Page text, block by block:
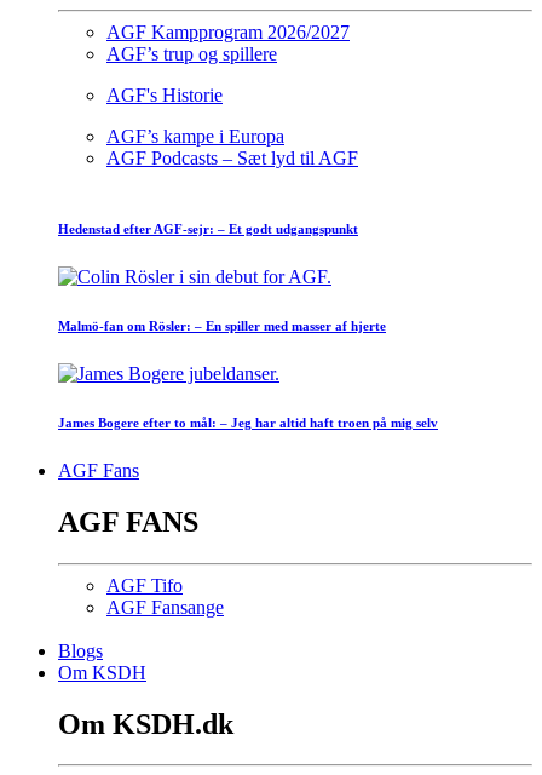
AGF Kampprogram 2026/2027
AGF’s trup og spillere
AGF's Historie
AGF’s kampe i Europa
AGF Podcasts – Sæt lyd til AGF
Hedenstad efter AGF-sejr: – Et godt udgangspunkt
Malmö-fan om Rösler: – En spiller med masser af hjerte
James Bogere efter to mål: – Jeg har altid haft troen på mig selv
AGF Fans
AGF FANS
AGF Tifo
AGF Fansange
Blogs
Om KSDH
Om KSDH.dk